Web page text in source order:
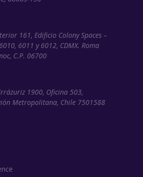
161, Edificio Colony Spaces –
6011 y 6012, CDMX. Roma
C.P. 06700
1900, Oficina 503,
Metropolitana, Chile 7501588